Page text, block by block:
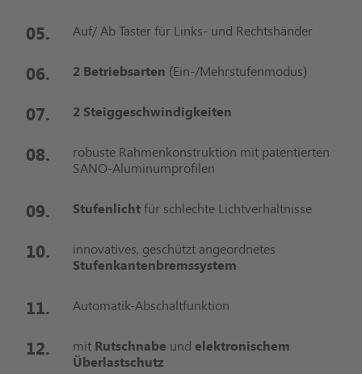
Auf/ Ab Taster für Links- und Rechtshänder
2 Betriebsarten (Ein-/Mehrstufenmodus)
2 Steiggeschwindigkeiten
robuste Rahmenkonstruktion mit patentierten
SANO-Aluminumprofilen
Stufenlicht für schlechte Lichtverhältnisse
innovatives, geschützt angeordnetes
Stufenkantenbremssystem
Automatik-Abschaltfunktion
mit Rutschnabe und elektronischem
Überlastschutz